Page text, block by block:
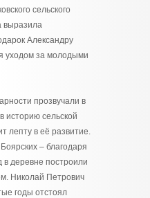
сельского
выразила
Александру
уходом за молодыми
прозвучали в
историю сельской
лепту в её развитие.
– благодаря
в деревне построили
Николай Петрович
годы отстоял